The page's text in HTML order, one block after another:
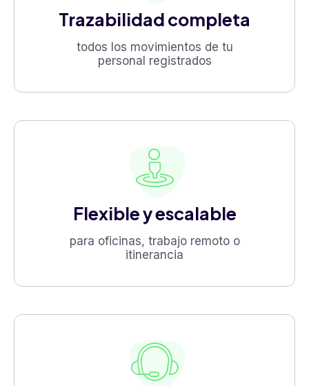
Trazabilidad completa
todos los movimientos de tu
personal registrados
Flexible y escalable
para oficinas, trabajo remoto o
itinerancia